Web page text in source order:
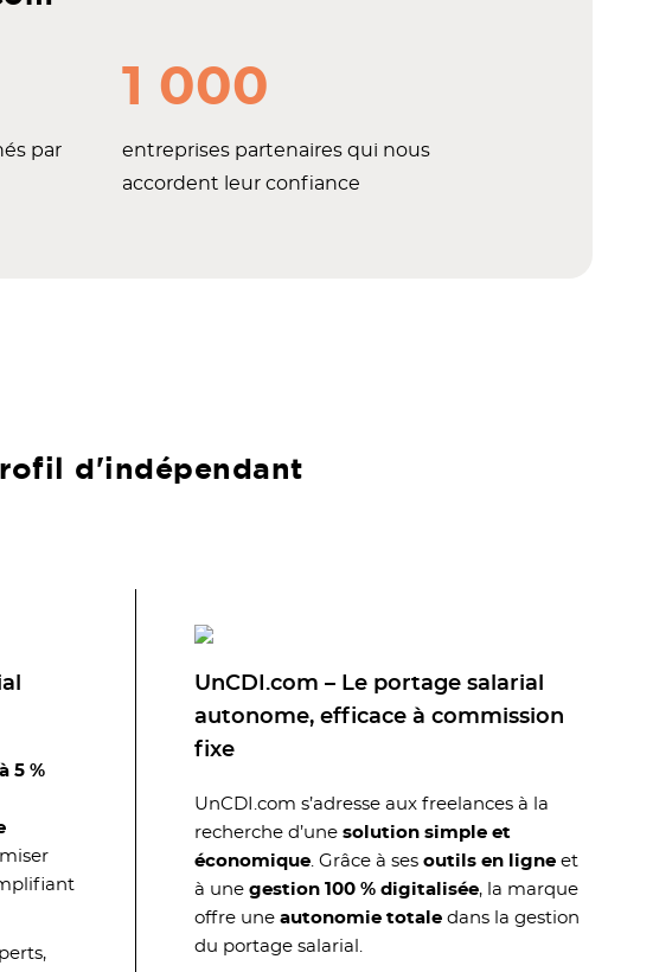
par
1 000
entreprises partenaires qui nous
accordent leur confiance
d'indépendant
5 %
UnCDI.com – Le portage salarial
autonome, efficace à commission
fixe
UnCDI.com s’adresse aux freelances à la
recherche d’une solution simple et
économique. Grâce à ses outils en ligneet
à une gestion 100 % digitalisée, la marque
offre une autonomie totaledans la gestion
du portage salarial.